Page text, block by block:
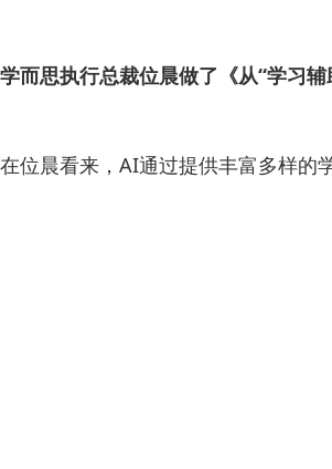
学而思执行总裁位晨做了《从“学习
在位晨看来，AI通过提供丰富多样的